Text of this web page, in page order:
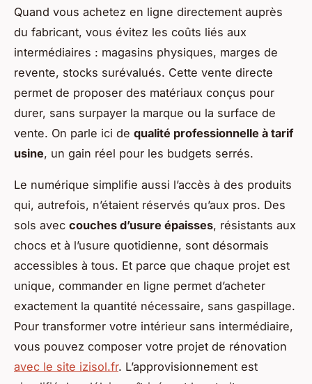
Quand vous achetez en ligne directement auprès
du fabricant, vous évitez les coûts liés aux
intermédiaires : magasins physiques, marges de
revente, stocks surévalués. Cette vente directe
permet de proposer des matériaux conçus pour
durer, sans surpayer la marque ou la surface de
vente. On parle ici de qualité professionnelle à tarif
usine, un gain réel pour les budgets serrés.
Le numérique simplifie aussi l’accès à des produits
qui, autrefois, n’étaient réservés qu’aux pros. Des
sols avec couches d’usure épaisses, résistants aux
chocs et à l’usure quotidienne, sont désormais
accessibles à tous. Et parce que chaque projet est
unique, commander en ligne permet d’acheter
exactement la quantité nécessaire, sans gaspillage.
Pour transformer votre intérieur sans intermédiaire,
vous pouvez composer votre projet de rénovation
avec le site izisol.fr. L’approvisionnement est